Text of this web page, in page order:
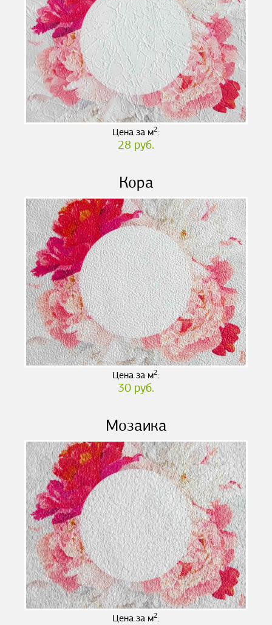
Цена за м2:
28 руб.
Кора
Цена за м2:
30 руб.
Мозаика
Цена за м2: